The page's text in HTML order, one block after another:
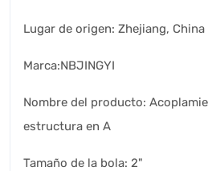
Lugar de origen: Zhejiang, China
Marca:NBJINGYI
Nombre del producto:
estructura en A
Tamaño de la bola: 2"